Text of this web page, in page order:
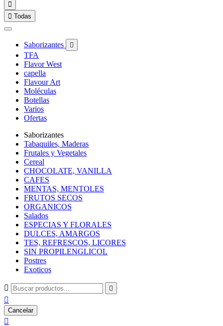

 Todas
Saborizantes 
TFA
Flavor West
capella
Flavour Art
Moléculas
Botellas
Varios
Ofertas
Saborizantes
Tabaquiles, Maderas
Frutales y Vegetales
Cereal
CHOCOLATE, VANILLA
CAFES
MENTAS, MENTOLES
FRUTOS SECOS
ORGANICOS
Salados
ESPECIAS Y FLORALES
DULCES, AMARGOS
TES, REFRESCOS, LICORES
SIN PROPILENGLICOL
Postres
Exoticos
 

Cancelar
